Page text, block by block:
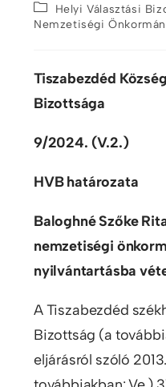
Helyi Választási
Nemzetiségi
Tiszabezdéd
Bizottsága
9/2024. (V.2.)
HVB határozata
Baloghné Szőke
nemzetiségi
nyilvántartásba
A Tiszabezdéd
Bizottság (a
eljárásról szóló